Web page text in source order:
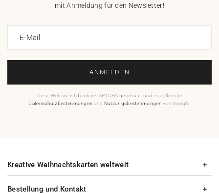
mit Anmeldung für den Newsletter!
E-Mail
ANMELDEN
Diese Website ist durch reCAPTCHA geschützt und es gelten die
Datenschutzbestimmungen und Nutzungsbestimmungen von Google.
Bestellung und Kontakt
Kreative Weihnachtskarten weltweit